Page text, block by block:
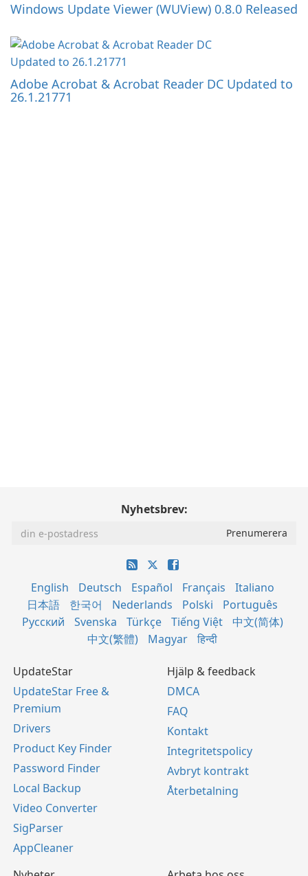
Windows Update Viewer (WUView) 0.8.0 Released
Adobe Acrobat & Acrobat Reader DC Updated to
26.1.21771
Nyhetsbrev:
English Deutsch Español Français
Italiano
日本語
한국어 Nederlands Polski
Português
Русский
Svenska Türkçe Tiếng Việt
中文(简体)
中文(繁體)
Magyar हिन्दी
UpdateStar
UpdateStar Free &
Premium
Drivers
Product Key Finder
Password Finder
Local Backup
Video Converter
SigParser
AppCleaner
Hjälp & feedback
DMCA
FAQ
Kontakt
Integritetspolicy
Avbryt kontrakt
Återbetalning